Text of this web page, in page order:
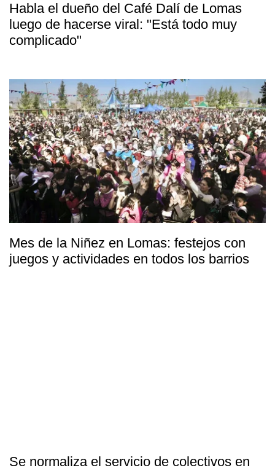
Habla el dueño del Café Dalí de Lomas
luego de hacerse viral: "Está todo muy
complicado"
Mes de la Niñez en Lomas: festejos con
juegos y actividades en todos los barrios
Se normaliza el servicio de colectivos en